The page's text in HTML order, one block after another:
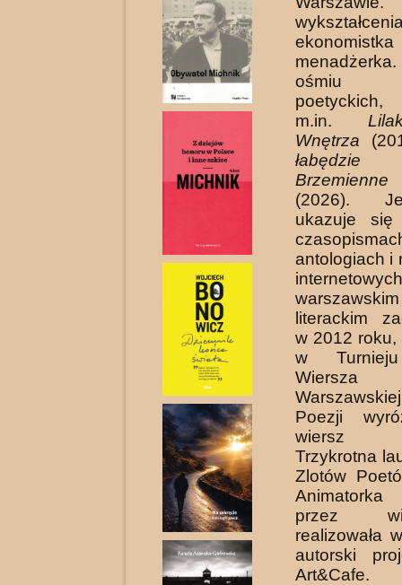
ośmiu
m.in.
Wnętrza
łabędzie
(2026).
ukazuje
antologiach i
literackim
w 2012
w
Poezji
Trzykrotna
Zlotów
przez
realizowała
autorski
Art&Cafe.